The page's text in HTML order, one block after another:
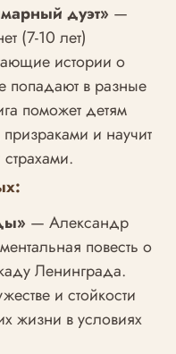
дуэт» —
(7-10 лет)
истории о
попадают в разные
поможет детям
и научит
— Александр
повесть о
Ленинграда.
и стойкости
жизни в условиях